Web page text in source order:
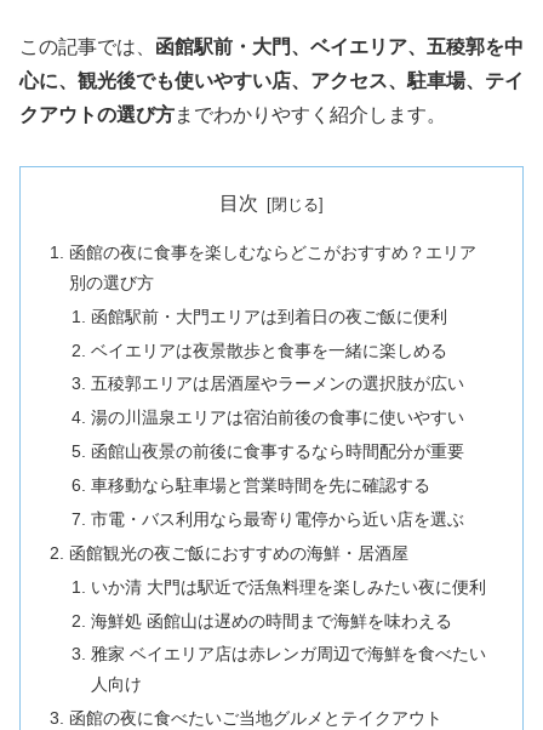
この記事では、 函館駅前・大門、ベイエリア、五稜郭を中
心に、観光後でも使いやすい店、アクセス、駐車場、テイ
クアウトの選び方までわかりやすく紹介します。
目次
函館の夜に食事を楽しむならどこがおすすめ？エリア
別の選び方
函館駅前・大門エリアは到着日の夜ご飯に便利
ベイエリアは夜景散歩と食事を一緒に楽しめる
五稜郭エリアは居酒屋やラーメンの選択肢が広い
湯の川温泉エリアは宿泊前後の食事に使いやすい
函館山夜景の前後に食事するなら時間配分が重要
車移動なら駐車場と営業時間を先に確認する
市電・バス利用なら最寄り電停から近い店を選ぶ
函館観光の夜ご飯におすすめの海鮮・居酒屋
いか清 大門は駅近で活魚料理を楽しみたい夜に便利
海鮮処 函館山は遅めの時間まで海鮮を味わえる
雅家 ベイエリア店は赤レンガ周辺で海鮮を食べたい
人向け
函館の夜に食べたいご当地グルメとテイクアウト